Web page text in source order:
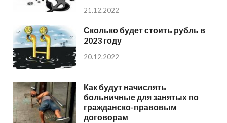
21.12.2022
Сколько будет стоить рубль в
2023 году
20.12.2022
Как будут начислять
больничные для занятых по
гражданско-правовым
договорам